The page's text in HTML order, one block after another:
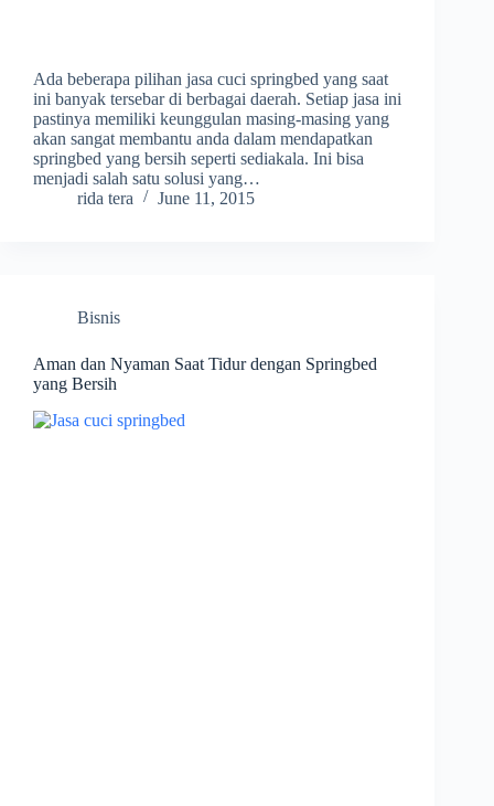
Ada beberapa pilihan jasa cuci springbed yang saat
ini banyak tersebar di berbagai daerah. Setiap jasa ini
pastinya memiliki keunggulan masing-masing yang
akan sangat membantu anda dalam mendapatkan
springbed yang bersih seperti sediakala. Ini bisa
menjadi salah satu solusi yang…
rida tera
June 11, 2015
Bisnis
Aman dan Nyaman Saat Tidur dengan Springbed
yang Bersih